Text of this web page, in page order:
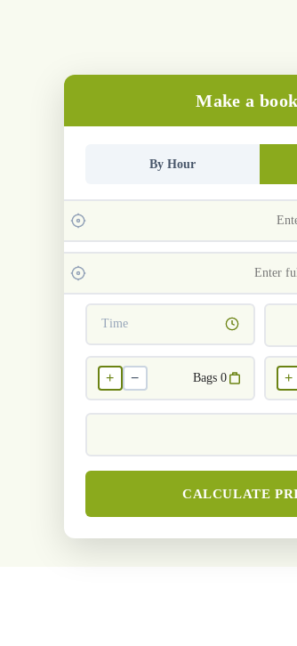
Make a
By Hour
Time
+
0
Bags
−
+
CALCULATE